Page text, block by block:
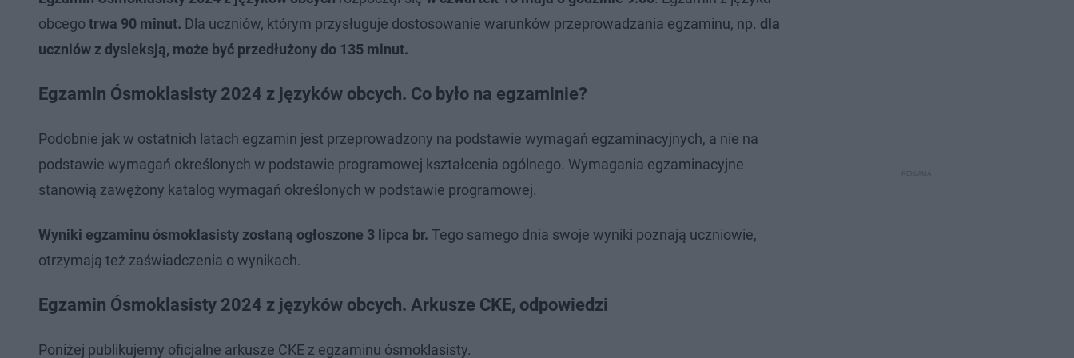
obcego trwa 90 minut. Dla uczniów, którym przysługuje dostosowanie warunków przeprowadzania egzaminu, np. dla
uczniów z dysleksją, może być przedłużony do 135 minut.
Egzamin Ósmoklasisty 2024 z języków obcych. Co było na egzaminie?
Podobnie jak w ostatnich latach egzamin jest przeprowadzony na podstawie wymagań egzaminacyjnych, a nie na
podstawie wymagań określonych w podstawie programowej kształcenia ogólnego. Wymagania egzaminacyjne
stanowią zawężony katalog wymagań określonych w podstawie programowej.
Wyniki egzaminu ósmoklasisty zostaną ogłoszone 3 lipca br. Tego samego dnia swoje wyniki poznają uczniowie,
otrzymają też zaświadczenia o wynikach.
Egzamin Ósmoklasisty 2024 z języków obcych. Arkusze CKE, odpowiedzi
Poniżej publikujemy oficjalne arkusze CKE z egzaminu ósmoklasisty.